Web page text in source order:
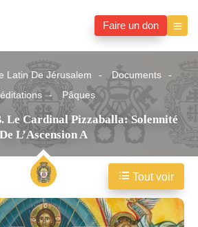
Faire un don
Latin De Jérusalem
Documents
Pâques
Le Cardinal Pizzaballa: Solennité
De L’Ascension A
Tout voir